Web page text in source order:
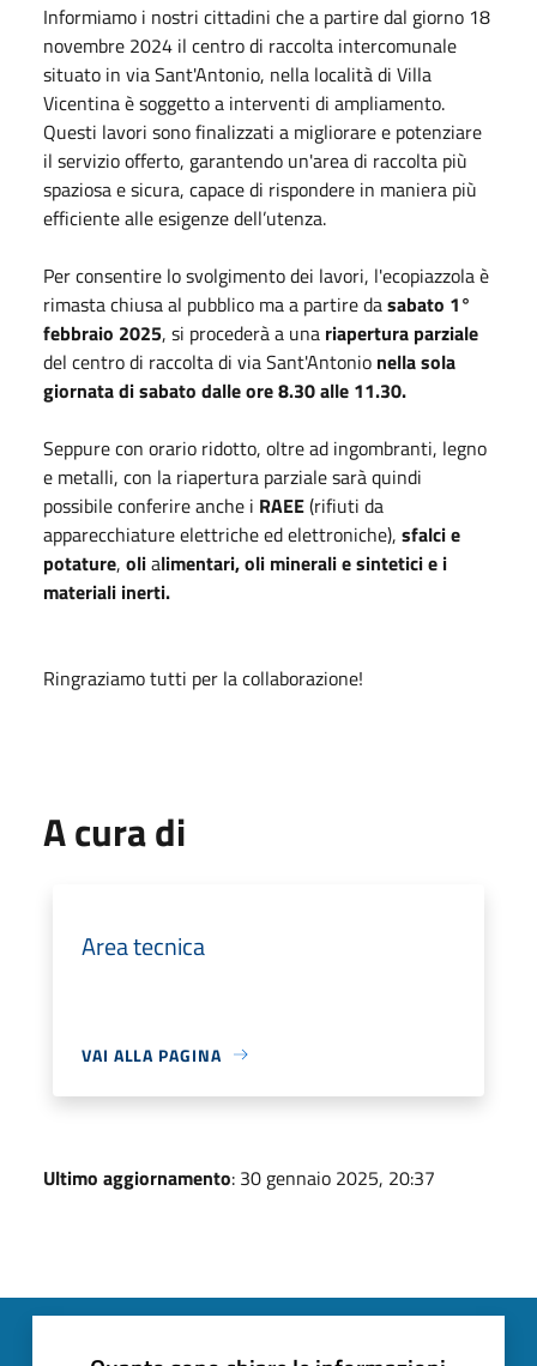
Informiamo i nostri cittadini che a partire dal giorno 18
novembre 2024 il centro di raccolta intercomunale
situato in via Sant'Antonio, nella località di Villa
Vicentina è soggetto a interventi di ampliamento.
Questi lavori sono finalizzati a migliorare e potenziare
il servizio offerto, garantendo un'area di raccolta più
spaziosa e sicura, capace di rispondere in maniera più
efficiente alle esigenze dell’utenza.
Per consentire lo svolgimento dei lavori, l'ecopiazzola è
rimasta chiusa al pubblico ma a partire dasabato 1°
febbraio 2025, si procederà a una riapertura parziale
del centro di raccolta di via Sant'Antonio nella sola
giornata di sabato dalle ore 8.30 alle 11.30.
Seppure con orario ridotto, oltre ad ingombranti, legno
e metalli, con la riapertura parziale sarà quindi
possibile conferire anche i RAEE(rifiuti da
apparecchiature elettriche ed elettroniche), sfalci e
potature, olialimentari, oli minerali e sintetici e i
materiali inerti.
Ringraziamo tutti per la collaborazione!
A cura di
Area tecnica
VAI ALLA PAGINA
Ultimo aggiornamento: 30 gennaio 2025, 20:37